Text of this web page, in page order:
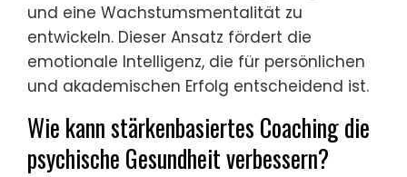
und eine Wachstumsmentalität zu
entwickeln. Dieser Ansatz fördert die
emotionale Intelligenz, die für persönlichen
und akademischen Erfolg entscheidend ist.
Wie kann stärkenbasiertes Coaching die
psychische Gesundheit verbessern?